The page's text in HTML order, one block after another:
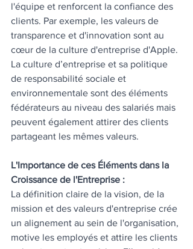
l'équipe et renforcent la confiance des
clients. Par exemple, les valeurs de
transparence et d'innovation sont au
cœur de la culture d'entreprise d'Apple.
La culture d’entreprise et sa politique
de responsabilité sociale et
environnementale sont des éléments
fédérateurs au niveau des salariés mais
peuvent également attirer des clients
partageant les mêmes valeurs.
L'Importance de ces Éléments dans la
Croissance de l'Entreprise :
La définition claire de la vision, de la
mission et des valeurs d'entreprise crée
un alignement au sein de l'organisation,
motive les employés et attire les clients